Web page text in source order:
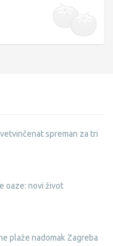
spreman za tri
oaze: novi život
plaže nadomak Zagreba